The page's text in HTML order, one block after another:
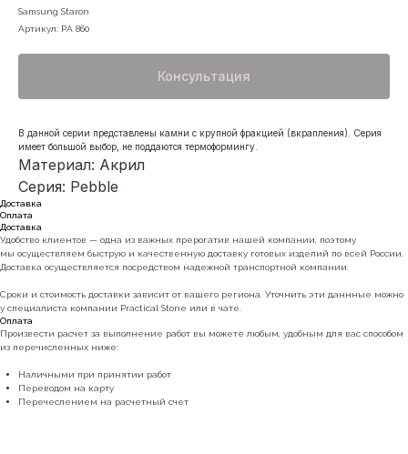
Samsung Staron
Артикул: PA 860
Консультация
В данной серии представлены камни с крупной фракцией (вкрапления). Серия
имеет большой выбор, не поддаются термоформингу.
Материал: Акрил
Серия: Pebble
Доставка
Оплата
Доставка
Удобство клиентов — одна из важных прерогатив нашей компании, поэтому
мы осуществляем быструю и качественную доставку готовых изделий по всей России.
Доставка осуществляется посредством надежной транспортной компании.
Сроки и стоимость доставки зависит от вашего региона. Уточнить эти даннные можно
у специалиста компании Practical Stone или в чате.
Оплата
Произвести расчет за выполнение работ вы можете любым, удобным для вас способом
из перечисленных ниже:
Наличными при принятии работ
Переводом на карту
Перечеслением на расчетный счет